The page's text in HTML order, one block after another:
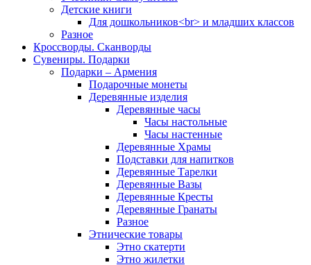
Детские книги
Для дошкольников<br> и младших классов
Разное
Кроссворды. Сканворды
Сувениры. Подарки
Подарки – Армения
Подарочные монеты
Деревянные изделия
Деревянные часы
Часы настольные
Часы настенные
Деревянные Храмы
Подставки для напитков
Деревянные Тарелки
Деревянные Вазы
Деревянные Кресты
Деревянные Гранаты
Разное
Этнические товары
Этно скатерти
Этно жилетки